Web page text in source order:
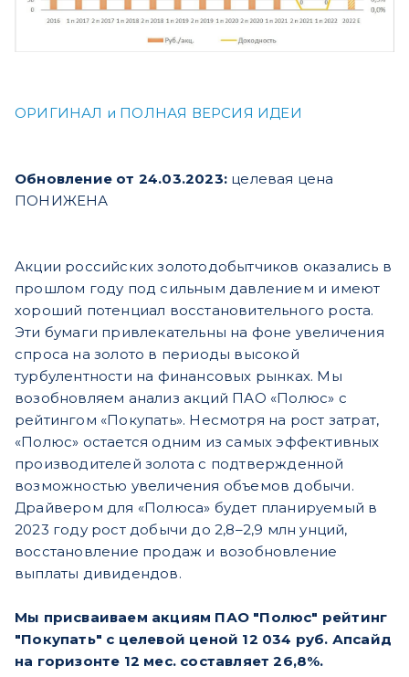
ОРИГИНАЛ и ПОЛНАЯ ВЕРСИЯ ИДЕИ
Обновление от 24.03.2023: целевая цена
ПОНИЖЕНА
Акции российских золотодобытчиков оказались в
прошлом году под сильным давлением и имеют
хороший потенциал восстановительного роста.
Эти бумаги привлекательны на фоне увеличения
спроса на золото в периоды высокой
турбулентности на финансовых рынках. Мы
возобновляем анализ акций ПАО «Полюс» с
рейтингом «Покупать». Несмотря на рост затрат,
«Полюс» остается одним из самых эффективных
производителей золота с подтвержденной
возможностью увеличения объемов добычи.
Драйвером для «Полюса» будет планируемый в
2023 году рост добычи до 2,8–2,9 млн унций,
восстановление продаж и возобновление
выплаты дивидендов.
Мы присваиваем акциям ПАО "Полюс" рейтинг
"Покупать" с целевой ценой 12 034 руб. Апсайд
на горизонте 12 мес. составляет 26,8%.